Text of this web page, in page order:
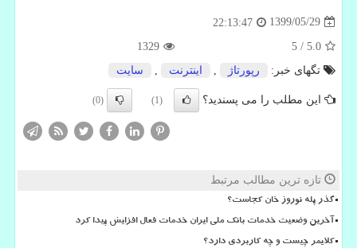
1399/05/29
22:13:47
5.0
/
5
1329
تگهای خبر:
رپورتاژ اینترنت سایت
این مطلب را می پسندید؟ (1)
(0)
تازه ترین مطالب مرتبط
گذر پله نوروز خان کجاست؟
آخرین وضعیت خدمات بانک ملی ایران خدمات فعال افزایش پیدا کرد
کلایمر چیست و چه کاربردی دارد؟